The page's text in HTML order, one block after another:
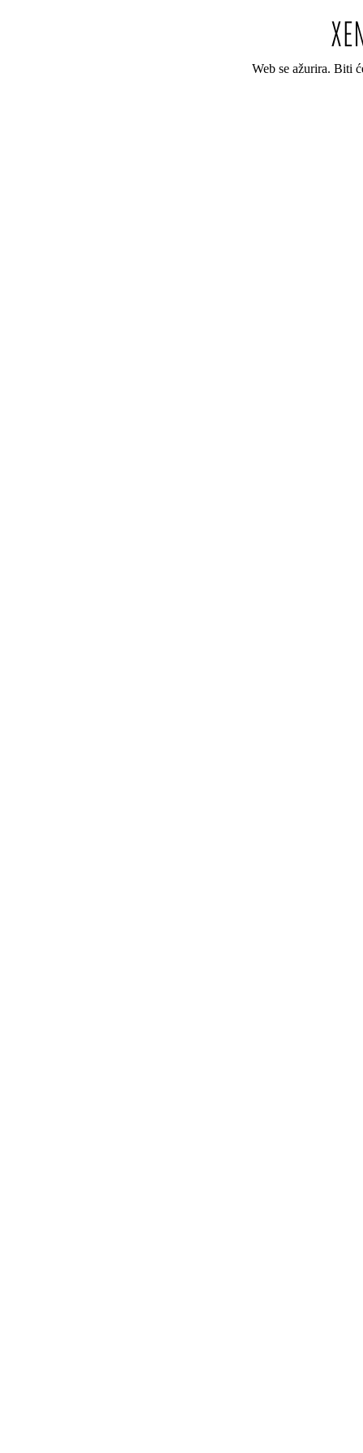
Web se ažurira. Biti